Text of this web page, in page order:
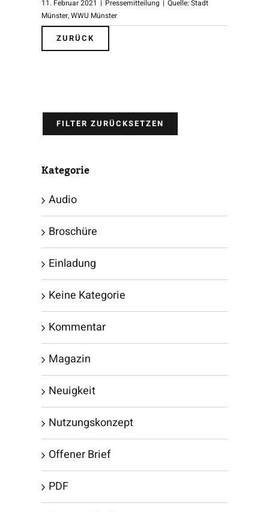
11. Februar 2021 | Pressemitteilung | Quelle: Stadt
Münster,WWU Münster
ZURÜCK
FILTER ZURÜCKSETZEN
Kategorie
Audio
Broschüre
Einladung
Keine Kategorie
Kommentar
Magazin
Neuigkeit
Nutzungskonzept
Offener Brief
PDF